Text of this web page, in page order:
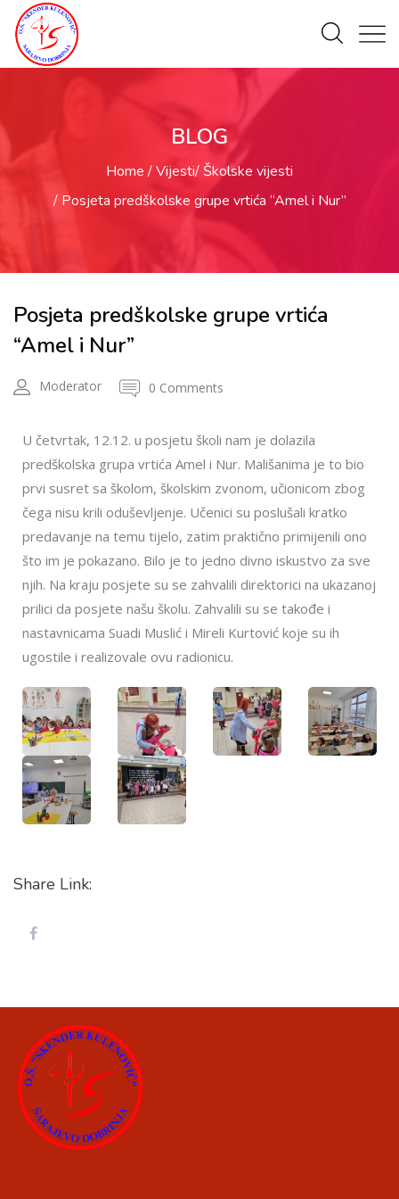
BLOG
Home Vijesti Školske vijesti
Posjeta predškolske grupe vrtića “Amel i Nur”
Posjeta predškolske grupe vrtića
“Amel i Nur”
Moderator 0 Comments
U četvrtak, 12.12. u posjetu školi nam je dolazila
predškolska grupa vrtića Amel i Nur. Mališanima je to bio
prvi susret sa školom, školskim zvonom, učionicom zbog
čega nisu krili oduševljenje. Učenici su poslušali kratko
predavanje na temu tijelo, zatim praktično primijenili ono
što im je pokazano. Bilo je to jedno divno iskustvo za sve
njih. Na kraju posjete su se zahvalili direktorici na ukazanoj
prilici da posjete našu školu. Zahvalili su se takođe i
nastavnicama Suadi Muslić i Mireli Kurtović koje su ih
ugostile i realizovale ovu radionicu.
Share Link: